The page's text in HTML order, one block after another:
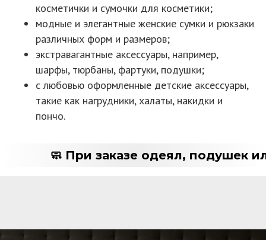
косметички и сумочки для косметики;
модные и элегантные женские сумки и рюкзаки
различных форм и размеров;
экстравагантные аксессуары, например,
шарфы, тюрбаны, фартуки, подушки;
с любовью оформленные детские аксессуары,
такие как нагрудники, халаты, накидки и
пончо.
🧼 При заказе одеял, подушек